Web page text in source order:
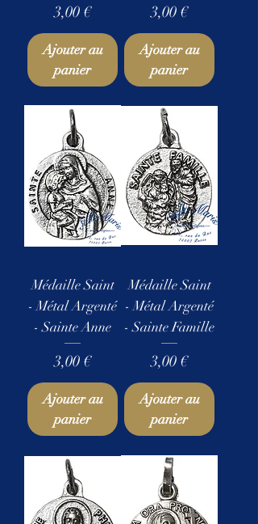
Prix
3,00 €
Ajouter au
panier
Prix
3,00 €
Ajouter au
panier
Médaille Saint
- Métal Argenté
- Sainte Anne
Prix
3,00 €
Ajouter au
panier
Médaille Saint
- Métal Argenté
- Sainte Famille
Prix
3,00 €
Ajouter au
panier